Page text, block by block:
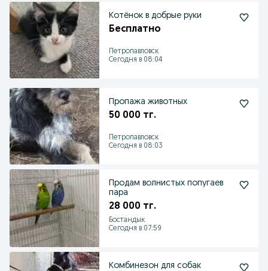
Котёнок в добрые руки
Бесплатно
Петропавловск
Сегодня в 08:04
Пропажа животных
50 000 тг.
Петропавловск
Сегодня в 08:03
Продам волнистых попугаев
пара
28 000 тг.
Бостандык
Сегодня в 07:59
Комбинезон для собак